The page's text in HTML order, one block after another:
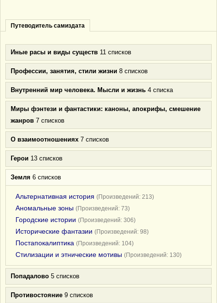
Путеводитель самиздата
Иные расы и виды существ 11 списков
Профессии, занятия, стили жизни 8 списков
Внутренний мир человека. Мысли и жизнь 4 списка
Миры фэнтези и фантастики: каноны, апокрифы, смешение
жанров 7 списков
О взаимоотношениях 7 списков
Герои 13 списков
Земля 6 списков
Альтернативная история (Произведений: 213)
Аномальные зоны (Произведений: 73)
Городские истории (Произведений: 306)
Исторические фантазии (Произведений: 98)
Постапокалиптика (Произведений: 104)
Стилизации и этнические мотивы (Произведений: 130)
Попадалово 5 списков
Противостояние 9 списков